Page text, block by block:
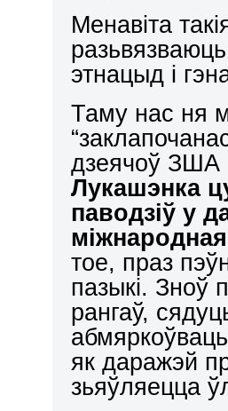
Менавіта
этнацыд і
Таму нас ня
дзеячоў ЗША
Лукашэнка
паводзіў у
тое, праз
пазыкі. Зноў
рангаў,
як даражэй
зьяўляецца